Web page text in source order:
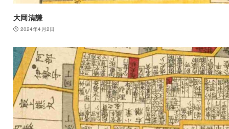
大岡清謙
2024年4月2日